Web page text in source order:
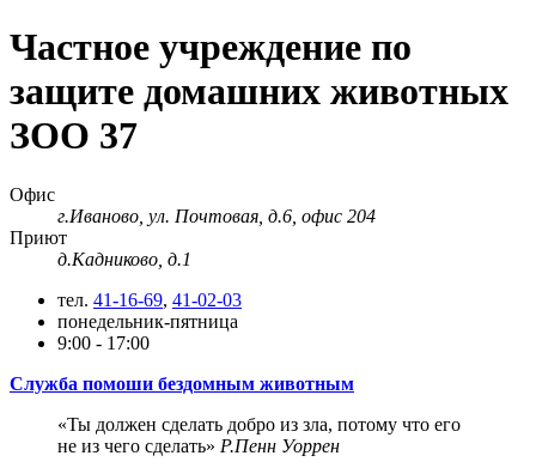
Частное учреждение по
защите домашних животных
ЗОО 37
Офис
г.Иваново, ул. Почтовая, д.6, офис 204
Приют
д.Кадниково, д.1
тел. 41-16-69, 41-02-03
понедельник-пятница
9:00 - 17:00
Служба помоши бездомным животным
Ты должен сделать добро из зла, потому что его
не из чего сделать
Р.Пенн Уоррен